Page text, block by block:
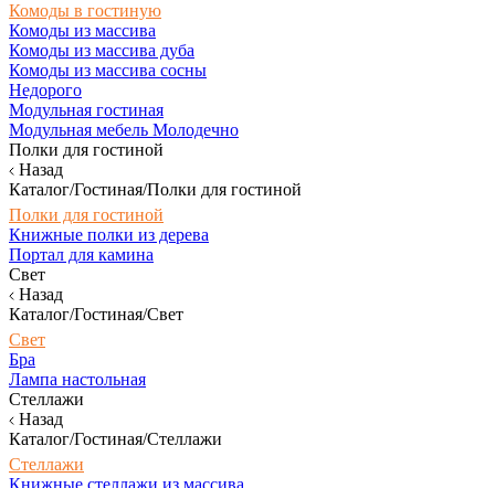
Комоды в гостиную
Комоды из массива
Комоды из массива дуба
Комоды из массива сосны
Недорого
Модульная гостиная
Модульная мебель Молодечно
Полки для гостиной
Назад
Каталог/Гостиная/Полки для гостиной
Полки для гостиной
Книжные полки из дерева
Портал для камина
Свет
Назад
Каталог/Гостиная/Свет
Свет
Бра
Лампа настольная
Стеллажи
Назад
Каталог/Гостиная/Стеллажи
Стеллажи
Книжные стеллажи из массива